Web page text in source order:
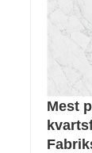
Mest